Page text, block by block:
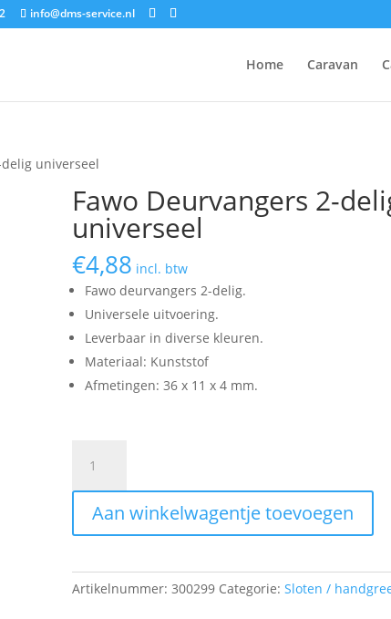
info@dms-service.nl
Home Caravan
universeel
Fawo Deurvangers 2-
universeel
€4,88 incl. btw
Fawo deurvangers 2-delig.
Universele uitvoering.
Leverbaar in diverse kleuren.
Materiaal: Kunststof
Afmetingen: 36 x 11 x 4 mm.
Deurvangers
2-
delig
universeel
Aan winkelwagentje toevoegen
Artikelnummer:300299 Categorie:Sloten /